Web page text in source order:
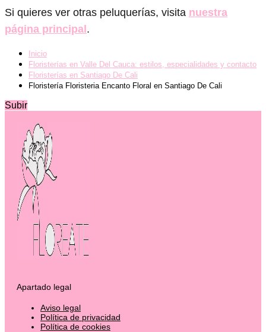
Si quieres ver otras peluquerías, visita nuestra
página principal.
Inicio
Floristerías en Valle Del Cauca: estilos, especialidades y contacto
Floristerías en Santiago De Cali
Floristería Floristeria Encanto Floral en Santiago De Cali
Subir
Apartado legal
Aviso legal
Política de privacidad
Política de cookies